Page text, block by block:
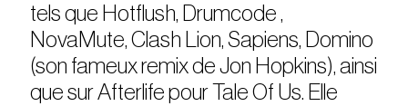
tels que Hotflush, Drumcode ,
NovaMute, Clash Lion, Sapiens, Domino
(son fameux remix de Jon Hopkins), ainsi
que sur Afterlife pour Tale Of Us. Elle